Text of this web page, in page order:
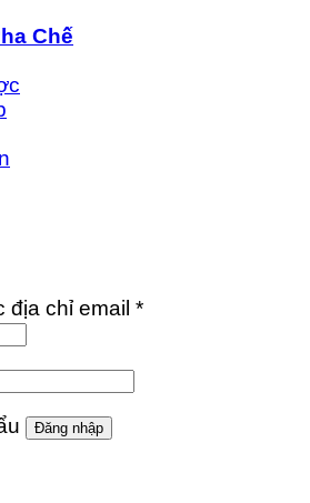
Chế
địa chỉ email *
Đăng nhập